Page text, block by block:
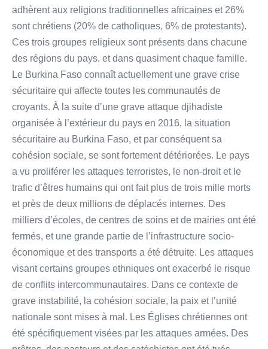
adhèrent aux religions traditionnelles africaines et 26%
sont chrétiens (20% de catholiques, 6% de protestants).
Ces trois groupes religieux sont présents dans chacune
des régions du pays, et dans quasiment chaque famille.
Le Burkina Faso connaît actuellement une grave crise
sécuritaire qui affecte toutes les communautés de
croyants. À la suite d’une grave attaque djihadiste
organisée à l’extérieur du pays en 2016, la situation
sécuritaire au Burkina Faso, et par conséquent sa
cohésion sociale, se sont fortement détériorées. Le pays
a vu proliférer les attaques terroristes, le non-droit et le
trafic d’êtres humains qui ont fait plus de trois mille morts
et près de deux millions de déplacés internes. Des
milliers d’écoles, de centres de soins et de mairies ont été
fermés, et une grande partie de l’infrastructure socio-
économique et des transports a été détruite. Les attaques
visant certains groupes ethniques ont exacerbé le risque
de conflits intercommunautaires. Dans ce contexte de
grave instabilité, la cohésion sociale, la paix et l’unité
nationale sont mises à mal. Les Églises chrétiennes ont
été spécifiquement visées par les attaques armées. Des